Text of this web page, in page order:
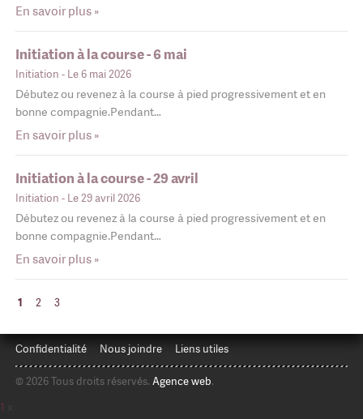
En savoir plus »
Initiation à la course - 6 mai
Initiation - Le 6 mai 2026
Débutez ou revenez à la course à pied progressivement et en
bonne compagnie.Pendant…
En savoir plus »
Initiation à la course - 29 avril
Initiation - Le 29 avril 2026
Débutez ou revenez à la course à pied progressivement et en
bonne compagnie.Pendant…
En savoir plus »
1 2 3
Confidentialité Nous joindre Liens utiles
© 2026 Tous droits réservés. Agence web.
1